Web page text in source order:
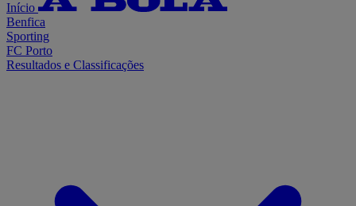
Início
Benfica
Sporting
FC Porto
Resultados e Classificações